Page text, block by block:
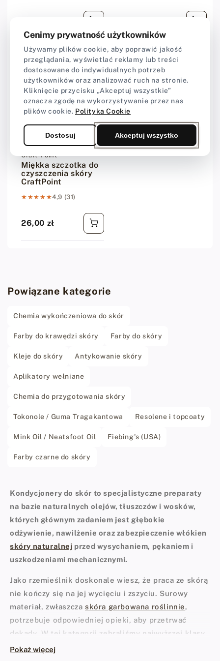
Dostawca:
Craft-Point
Miękka szczotka do
czyszczenia skóry
CraftPoint
★★★★★
★★★★★4,9 (31)
Cena regularna
26,00 zł
Powiązane kategorie
Chemia wykończeniowa do skór
Farby do krawędzi skóry Farby do skóry
Kleje do skóry Antykowanie skóry
Aplikatory wełniane
Chemia do przygotowania skóry
Tokonole / Guma Tragakantowa Resolene i topcoaty
Mink Oil / Neatsfoot Oil Fiebing's (USA)
Farby czarne do skóry
Kondycjonery do skór to specjalistyczne preparaty
na bazie naturalnych olejów, tłuszczów i wosków,
których głównym zadaniem jest głębokie
odżywienie, nawilżenie oraz zabezpieczenie włókien
skóry naturalnej przed wysychaniem, pękaniem i
uszkodzeniami mechanicznymi.
Jako rzemieślnik doskonale wiesz, że praca ze skórą
nie kończy się na jej wycięciu i zszyciu. Surowy
materiał, zwłaszcza skóra garbowana roślinnie,
potrzebuje odpowiedniej opieki, aby przetrwać
dekady. W tej kategorii zebraliśmy najwyższej klasy
chemię warsztatową, która przywraca skórze
Pokaż więcej
Cenimy prywatność użytkowników
Używamy plików cookie, aby poprawić jakość
przeglądania, wyświetlać reklamy lub treści
dostosowane do indywidualnych potrzeb
użytkowników oraz analizować ruch na stronie.
Kliknięcie przycisku „Akceptuj wszystkie”
oznacza zgodę na wykorzystywanie przez nas
plików cookie. Polityka Cookie
Dostosuj Akceptuj wszystko